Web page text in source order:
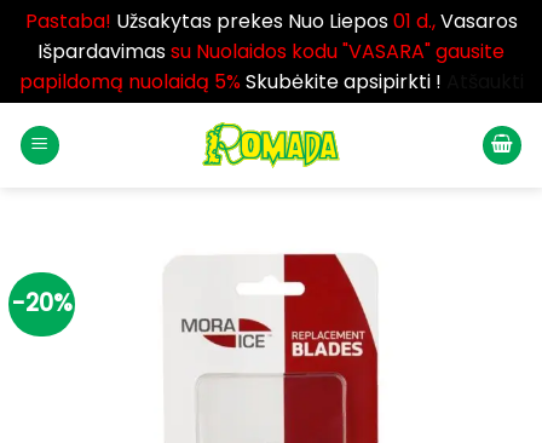
Pastaba! Užsakytas prekes Nuo Liepos01 d.,Vasaros
Išpardavimassu Nuolaidos kodu "VASARA" gausite
papildomą nuolaidą 5%Skubėkite apsipirkti !
-20%